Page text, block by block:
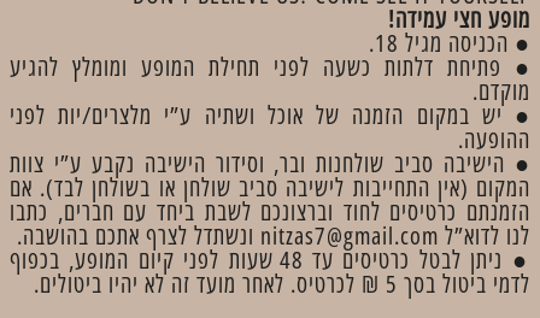
מופע חצי עמידה!
● הכניסה מגיל 18.
● פתיחת דלתות כשעה לפני תחילת המופע ומומלץ להגיע
מוקדם.
● יש במקום הזמנה של אוכל ושתיה ע”י מלצרים/יות לפני
ההופעה.
● הישיבה סביב שולחנות ובר, וסידור הישיבה נקבע ע”י צוות
המקום (אין התחייבות לישיבה סביב שולחן או בשולחן לבד). אם
הזמנתם כרטיסים לחוד וברצונכם לשבת ביחד עם חברים, כתבו
לנו לדוא”ל nitzas7@gmail.com ונשתדל לצרף אתכם בהושבה.
● ניתן לבטל כרטיסים עד 48 שעות לפני קיום המופע, בכפוף
לדמי ביטול בסך 5 ₪ לכרטיס. לאחר מועד זה לא יהיו ביטולים.